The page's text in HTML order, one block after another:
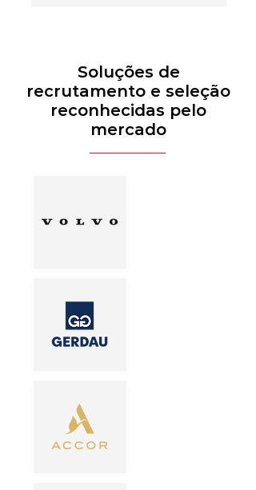
Soluções de
recrutamento e seleção
reconhecidas pelo
mercado